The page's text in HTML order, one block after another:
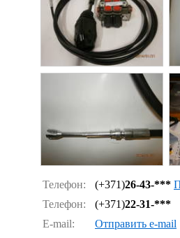
Телефон: (+371)26-43-***
Телефон: (+371)22-31-***
E-mail: Отправить e-mail